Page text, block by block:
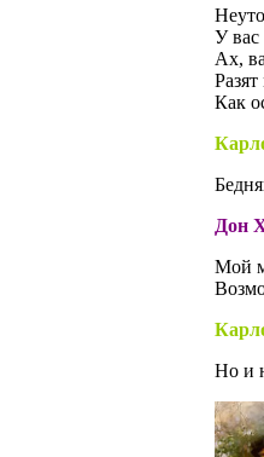
У вас
Ах,
Как
Дон
Мой
Но и